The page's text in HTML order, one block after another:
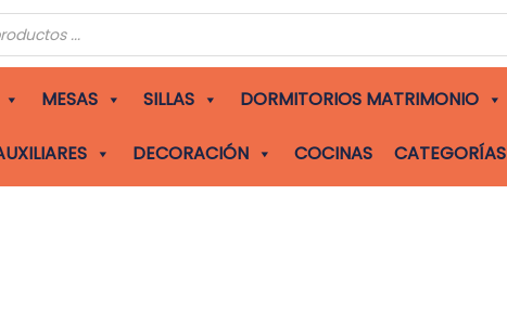
MESAS SILLAS DORMITORIOS MATRIMONIO
DECORACIÓN COCINAS CATEGORÍAS